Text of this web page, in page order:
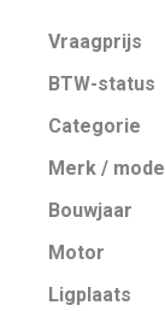
Vraagprijs
BTW-status
Categorie
Merk / model
Bouwjaar
Motor
Ligplaats